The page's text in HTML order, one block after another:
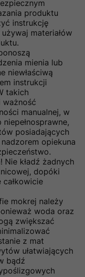
produktu
instrukcję
materiałów
mienia lub
niewłaściwą
instrukcji
takich
ważność
manualnej, w
posiadających
opiekuna
Nie kładź żadnych
dopóki
mokrej należy
woda oraz
zwiększać
z mat
ułatwiających
bądź